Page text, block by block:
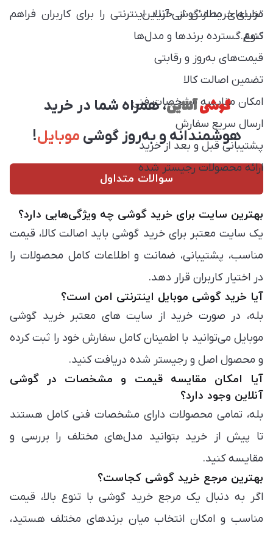
تجربه‌ای مطمئن از خرید اینترنتی را برای کاربران فراهم
کنیم.
مزایای خرید از گوشی آنلاین:
تنوع گسترده برندها و مدل‌ها
قیمت‌های به‌روز و رقابتی
تضمین اصالت کالا
امکان مقایسه مشخصات فنی
ارسال سریع سفارش
پشتیبانی قبل و بعد از خرید
ارائه محصولات رجیستر شده
گوشیآنلاین، همراه شما در خرید
هوشمندانه و به‌روز گوشی موبایل!
سوالات متداول
بهترین سایت برای خرید گوشی چه ویژگی‌هایی دارد؟
یک سایت معتبر برای خرید گوشی باید اصالت کالا، قیمت
مناسب، پشتیبانی، ضمانت و اطلاعات کامل محصولات را
در اختیار کاربران قرار دهد.
آیا خرید گوشی موبایل اینترنتی امن است؟
بله، در صورت خرید از سایت های معتبر خرید گوشی
موبایل می‌توانید با اطمینان کامل سفارش خود را ثبت کرده
و محصول اصل و رجیستر شده دریافت کنید.
آیا امکان مقایسه قیمت و مشخصات در گوشی
آنلاین وجود دارد؟
بله، تمامی محصولات دارای مشخصات فنی کامل هستند
تا پیش از خرید بتوانید مدل‌های مختلف را بررسی و
مقایسه کنید.
بهترین مرجع خرید گوشی کجاست؟
اگر به دنبال یک مرجع خرید گوشی با تنوع بالا، قیمت
مناسب و امکان انتخاب میان برندهای مختلف هستید،